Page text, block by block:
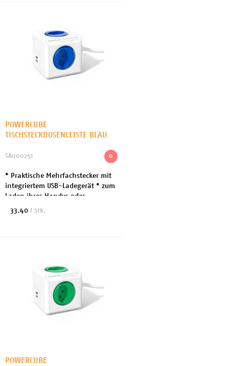
POWERCUBE
TISCHSTECKDOSENLEISTE BLAU
0
SA000251
* Praktische Mehrfachstecker mit
integriertem USB-Ladegerät * zum
Laden ihres Handys oder
einfaches anschliessen von
33.40 / Stk.
POWERCUBE